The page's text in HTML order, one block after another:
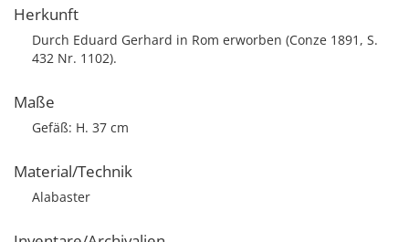
Herkunft
Durch Eduard Gerhard in Rom erworben (Conze 1891, S.
432 Nr. 1102).
Maße
Gefäß: H. 37 cm
Material/Technik
Alabaster